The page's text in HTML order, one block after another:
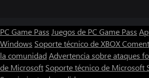
PC Game Pass Juegos de PC Game Pass
Windows Soporte técnico de XBOX
la comunidad Advertencia sobre ataques
de Microsoft Soporte técnico de Microsoft